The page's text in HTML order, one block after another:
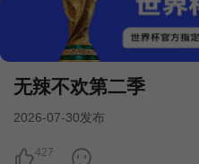
无辣不欢第二季
2026-07-30发布
427